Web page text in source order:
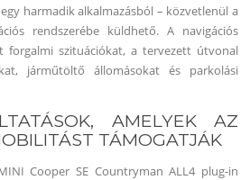
harmadik alkalmazásból – közvetlenül a
rendszerébe küldhető. A navigációs
forgalmi szituációkat, a tervezett útvonal
járműtöltő állomásokat és parkolási
AMELYEK AZ
TÁMOGATJÁK
Cooper SE Countryman ALL4 plug-in